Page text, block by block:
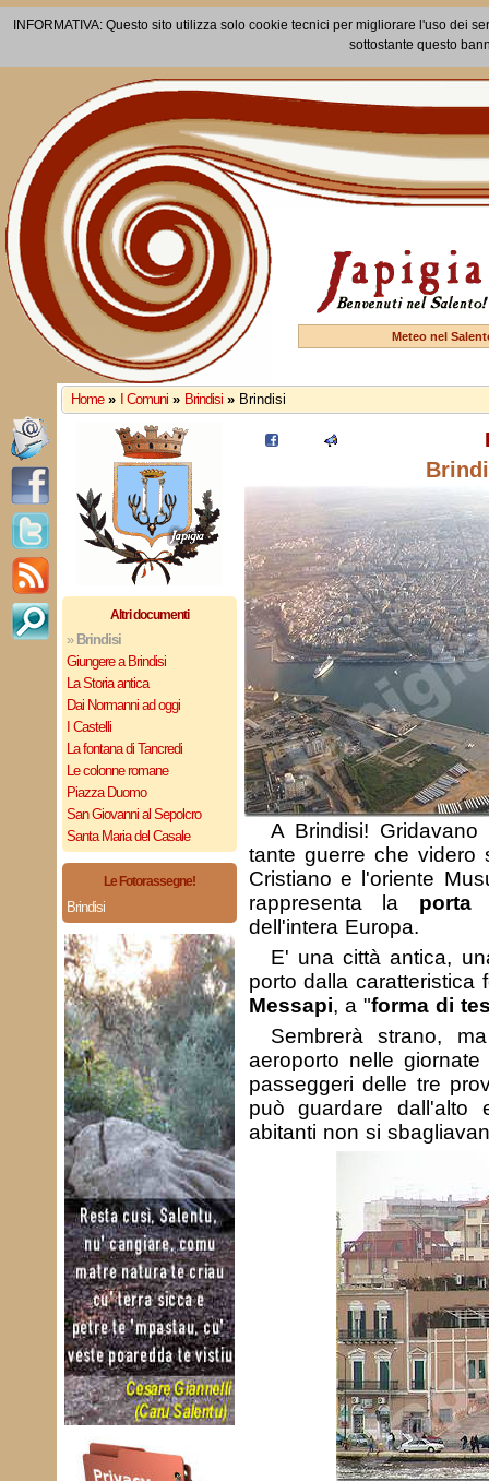
INFORMATIVA: Questo sito utilizza solo cookie tecnici per migliorare l'uso dei
sottostante questo
Meteo nel
Home » I Comuni » Brindisi » Brindisi
Altri documenti
» Brindisi
Giungere a Brindisi
La Storia antica
Dai Normanni ad oggi
I Castelli
La fontana di Tancredi
Le colonne romane
Piazza Duomo
San Giovanni al Sepolcro
Santa Maria del Casale
Le Fotorassegne!
Brindisi
A Brindisi!
tante guerre che videro
Cristiano e l'oriente
rappresenta la porta
dell'intera Europa.
E' una città antica,
porto dalla caratteristica
Messapi, a "forma di
Sembrerà strano,
aeroporto nelle
passeggeri delle tre
può guardare
abitanti non si